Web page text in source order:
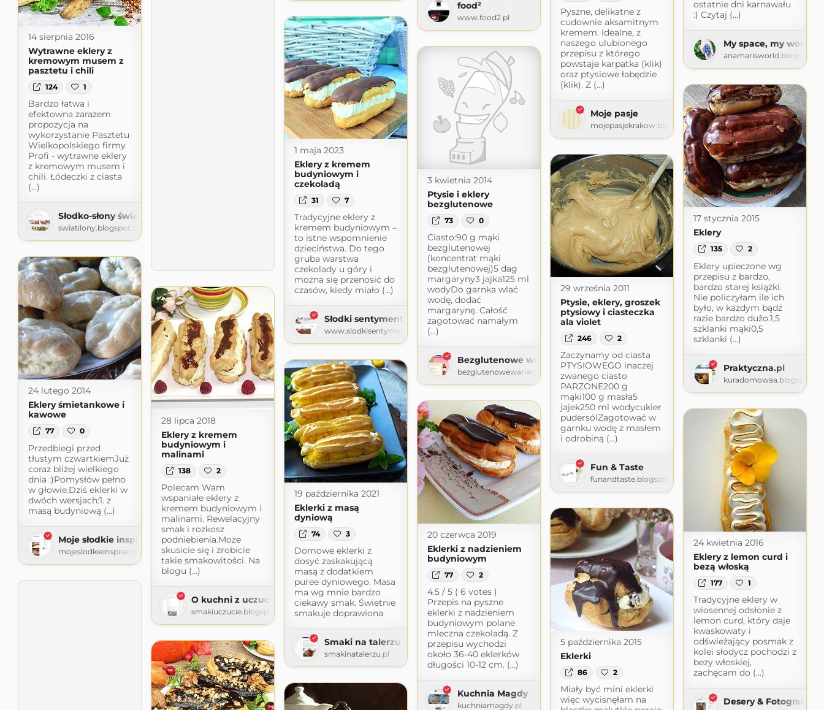
food²
www.food2.pl
ostatnie dni karnawału
:) Czytaj (...)
My space, my world.
Pyszne, delikatne z
cudownie aksamitnym
kremem. Idealne, z
naszego ulubionego
przepisu z którego
powstaje karpatka (klik)
oraz ptysiowe łabędzie
(klik). Z (...)
Moje pasje
mojepasjekrakow.blogspot.com
14 sierpnia 2016
Wytrawne eklery z
kremowym musem z
pasztetu i chili
124 1
Bardzo łatwa i
efektowna zarazem
propozycja na
wykorzystanie Pasztetu
Wielkopolskiego firmy
Profi - wytrawne eklery
z kremowym musem i
chili. Łódeczki z ciasta
(...)
Słodko-słony świat Ilony
swiatilony.blogspot.com
1 maja 2023
Eklery z kremem
budyniowym i
czekoladą
31 7
Tradycyjne eklery z
kremem budyniowym –
to istne wspomnienie
dzieciństwa. Do tego
gruba warstwa
czekolady u góry i
można się przenosić do
czasów, kiedy miało (...)
Słodki sentyment
www.slodkisentyment.pl
3 kwietnia 2014
Ptysie i eklery
bezglutenowe
73 0
Ciasto:90 g mąki
bezglutenowej
(koncentrat mąki
bezglutenowej)5 dag
margaryny3 jajka125 ml
wodyDo garnka wlać
wodę, dodać
margarynę. Całość
zagotować namałym
(...)
Bezglutenowe wariacje kulinarne
bezglutenowewariacje.blogspot.com
17 stycznia 2015
Eklery
135 2
Eklery upieczone wg
przepisu z bardzo,
bardzo starej książki.
Nie policzyłam ile ich
było, w każdym bądź
razie bardzo dużo.1,5
szklanki mąki0,5
szklanki (...)
Praktyczna.pl
29 września 2011
Ptysie, eklery, groszek
ptysiowy i ciasteczka
ala violet
246 2
Zaczynamy od ciasta
PTYSIOWEGO inaczej
zwanego ciasto
PARZONE200 g
mąki100 g masła5
jajek250 ml wodycukier
pudersólZagotować w
garnku wodę z masłem
i odrobiną (...)
Fun & Taste
funandtaste.blogspot.com
24 lutego 2014
Eklery śmietankowe i
kawowe
77 0
Przedbiegi przed
tłustym czwartkiemJuż
coraz bliżej wielkiego
dnia :)Pomysłów pełno
w głowie.Dziś eklerki w
dwóch wersjach:1. z
masą budyniową (...)
Moje słodkie inspiracje
mojeslodkieinspiracje.blogspot.com
28 lipca 2018
Eklery z kremem
budyniowym i
malinami
138 2
Polecam Wam
wspaniałe eklery z
kremem budyniowym i
malinami. Rewelacyjny
smak i rozkosz
podniebienia.Może
skusicie się i zrobicie
takie smakowitości. Na
blogu (...)
O kuchni z uczuciem
smakiuczucie.blogspot.com
19 października 2021
Eklerki z masą
dyniową
74 3
Domowe eklerki z
dosyć zaskakującą
masą z dodatkiem
puree dyniowego. Masa
ma wg mnie bardzo
ciekawy smak. Świetnie
smakuje doprawiona
Smaki na talerzu
smakinatalerzu.pl
20 czerwca 2019
Eklerki z nadzieniem
budyniowym
77 2
4.5 / 5 ( 6 votes )
Przepis na pyszne
eklerki z nadzieniem
budyniowym polane
mleczna czekoladą. Z
przepisu wychodzi
około 36-40 eklerków
długości 10-12 cm. (...)
Kuchnia Magdy
kuchniamagdy.pl
24 kwietnia 2016
Eklery z lemon curd i
bezą włoską
177 1
Tradycyjne eklery w
wiosennej odsłonie z
lemon curd, który daje
kwaskowaty i
odświeżający posmak z
kolei słodycz pochodzi z
bezy włoskiej,
zachęcam do (...)
Desery & Fotografia
5 października 2015
Eklerki
86 2
Miały być mini eklerki
więc wycisnęłam na